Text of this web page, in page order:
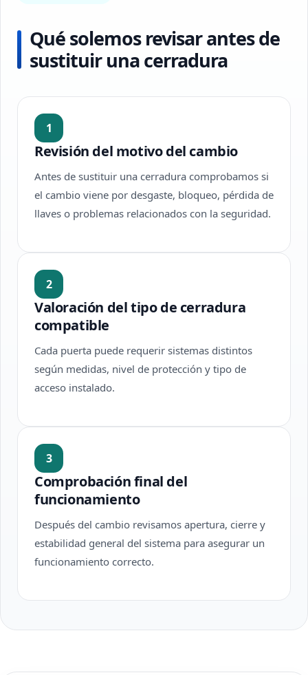
Qué solemos revisar antes de
sustituir una cerradura
1
Revisión del motivo del cambio
Antes de sustituir una cerradura comprobamos si
el cambio viene por desgaste, bloqueo, pérdida de
llaves o problemas relacionados con la seguridad.
2
Valoración del tipo de cerradura
compatible
Cada puerta puede requerir sistemas distintos
según medidas, nivel de protección y tipo de
acceso instalado.
3
Comprobación final del
funcionamiento
Después del cambio revisamos apertura, cierre y
estabilidad general del sistema para asegurar un
funcionamiento correcto.